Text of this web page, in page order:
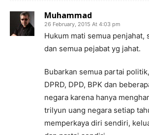
Muhammad
26 February, 2015 At 4:03 pm
Hukum mati semua penjahat,
dan semua pejabat yg jahat.
Bubarkan semua partai
DPRD, DPD, BPK dan
negara karena hanya
trilyun uang negara setiap
memperkaya diri sendiri,